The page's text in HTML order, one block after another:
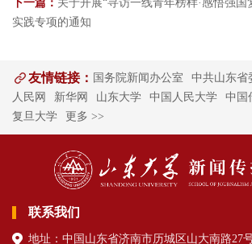
下一篇： 关于开展“寻访一线青年榜样·感悟强国
实践专项的通知
友情链接： 国务院新闻办公室 中共山东省
人民网
新华网 山东大学 中国人民大学
中国
复旦大学
更多 >>
联系我们
地址：中国山东省济南市历城区山大南路27